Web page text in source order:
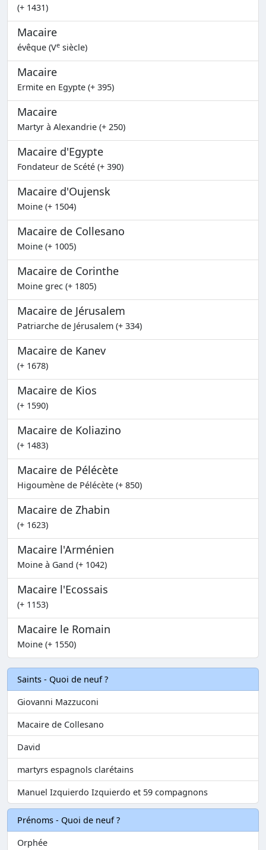
(+ 1431)
Macaire
évêque (Ve siècle)
Macaire
Ermite en Egypte (+ 395)
Macaire
Martyr à Alexandrie (+ 250)
Macaire d'Egypte
Fondateur de Scété (+ 390)
Macaire d'Oujensk
Moine (+ 1504)
Macaire de Collesano
Moine (+ 1005)
Macaire de Corinthe
Moine grec (+ 1805)
Macaire de Jérusalem
Patriarche de Jérusalem (+ 334)
Macaire de Kanev
(+ 1678)
Macaire de Kios
(+ 1590)
Macaire de Koliazino
(+ 1483)
Macaire de Pélécète
Higoumène de Pélécète (+ 850)
Macaire de Zhabin
(+ 1623)
Macaire l'Arménien
Moine à Gand (+ 1042)
Macaire l'Ecossais
(+ 1153)
Macaire le Romain
Moine (+ 1550)
Saints - Quoi de neuf ?
Giovanni Mazzuconi
Macaire de Collesano
David
martyrs espagnols clarétains
Manuel Izquierdo Izquierdo et 59 compagnons
Prénoms - Quoi de neuf ?
Orphée